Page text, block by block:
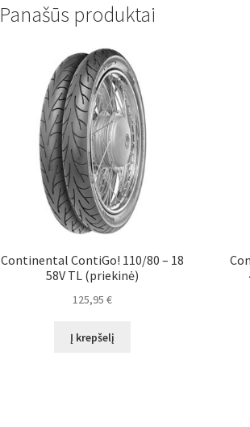
Panašūs produktai
Continental ContiGo! 110/80 – 18
58V TL (priekinė)
125,95€
Į krepšelį